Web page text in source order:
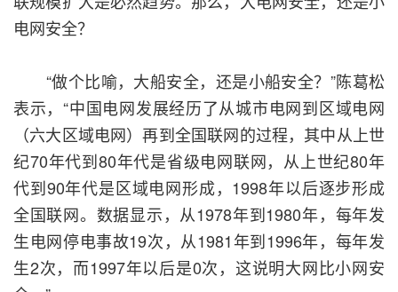
电网安全？
“做个比喻，大船安全，还是小船安全？”陈葛松
表示，“中国电网发展经历了从城市电网到区域电网
（六大区域电网）再到全国联网的过程，其中从上世
纪70年代到80年代是省级电网联网，从上世纪80年
代到90年代是区域电网形成，1998年以后逐步形成
全国联网。数据显示，从1978年到1980年，每年发
生电网停电事故19次，从1981年到1996年，每年发
生2次，而1997年以后是0次，这说明大网比小网安